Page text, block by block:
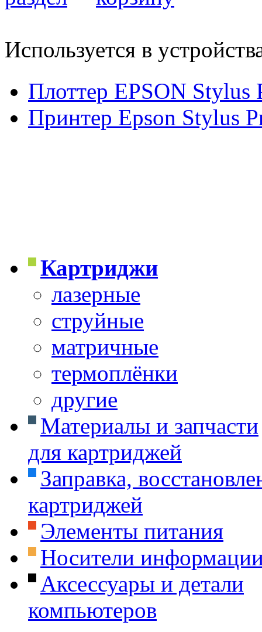
Используется в
Плоттер EPSON
Принтер Epson Stylus
Картриджи
лазерные
струйные
матричные
термоплёнки
другие
Материалы и запчасти
для картриджей
Заправка,
картриджей
Элементы питания
Носители
Аксессуары и детали
компьютеров